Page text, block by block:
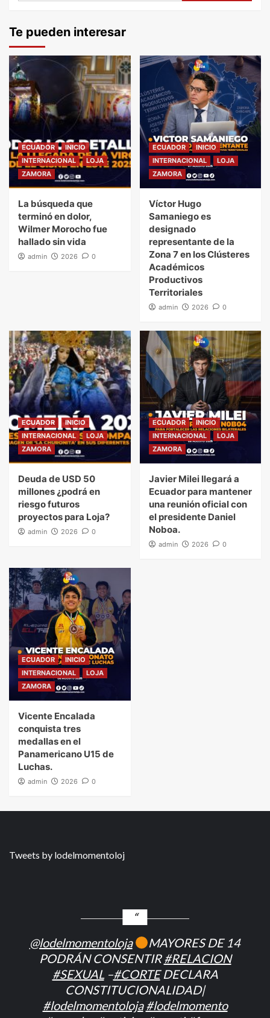
Te pueden interesar
ECUADOR
INICIO
INTERNACIONAL
LOJA
ZAMORA
La búsqueda que
terminó en dolor,
Wilmer Morocho fue
hallado sin vida
admin 2026 0
ECUADOR
INICIO
INTERNACIONAL
LOJA
ZAMORA
Víctor Hugo
Samaniego es
designado
representante de la
Zona 7 en los Clústeres
Académicos
Productivos
Territoriales
admin 2026 0
ECUADOR
INICIO
INTERNACIONAL
LOJA
ZAMORA
Deuda de USD 50
millones ¿podrá en
riesgo futuros
proyectos para Loja?
admin 2026 0
ECUADOR
INICIO
INTERNACIONAL
LOJA
ZAMORA
Javier Milei llegará a
Ecuador para mantener
una reunión oficial con
el presidente Daniel
Noboa.
admin 2026 0
ECUADOR
INICIO
INTERNACIONAL
LOJA
ZAMORA
Vicente Encalada
conquista tres
medallas en el
Panamericano U15 de
Luchas.
admin 2026 0
Tweets by lodelmomentoloj
@lodelmomentoloja
MAYORES DE 14
PODRÁN CONSENTIR#RELACION
#SEXUAL–#CORTEDECLARA
CONSTITUCIONALIDAD|
#lodelmomentoloja #lodelmomento